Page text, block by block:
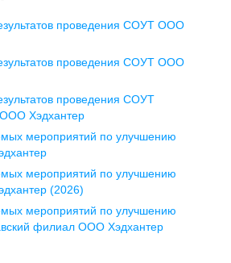
10,
этаж 3,
проведения СОУТ ООО
проведения СОУТ ООО
проведения СОУТ
Хэдхантер
мероприятий по улучшению
мероприятий по улучшению
(2026)
мероприятий по улучшению
филиал ООО Хэдхантер